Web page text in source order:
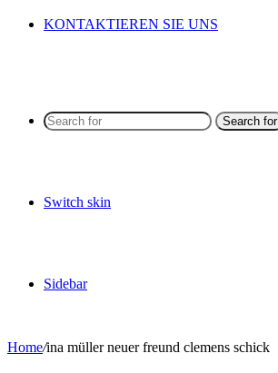
KONTAKTIEREN SIE UNS
Search for
Switch skin
Sidebar
Home/ina müller neuer freund clemens schick